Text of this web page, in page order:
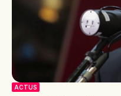
ACTUS